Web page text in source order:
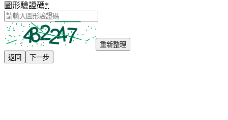
圖形驗證碼*
重新整理
返回
下一步